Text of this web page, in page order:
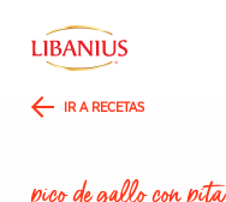
IR A RECETAS